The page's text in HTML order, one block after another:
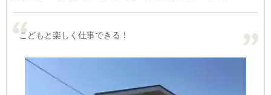
こどもと楽しく仕事できる！